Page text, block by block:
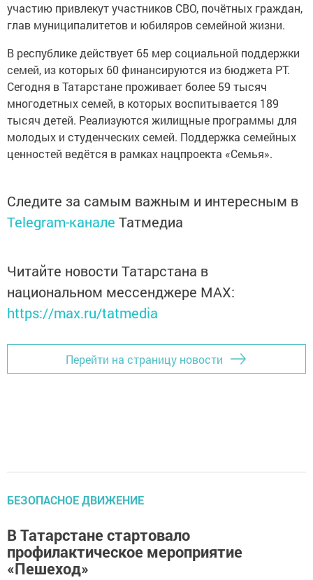
участию привлекут участников СВО, почётных граждан,
глав муниципалитетов и юбиляров семейной жизни.
В республике действует 65 мер социальной поддержки
семей, из которых 60 финансируются из бюджета РТ.
Сегодня в Татарстане проживает более 59 тысяч
многодетных семей, в которых воспитывается 189
тысяч детей. Реализуются жилищные программы для
молодых и студенческих семей. Поддержка семейных
ценностей ведётся в рамках нацпроекта «Семья».
Следите за самым важным и интересным в
Telegram-канале Татмедиа
Читайте новости Татарстана в
национальном мессенджере MАХ:
https://max.ru/tatmedia
Перейти на страницу новости
БЕЗОПАСНОЕ ДВИЖЕНИЕ
В Татарстане стартовало
профилактическое мероприятие
«Пешеход»